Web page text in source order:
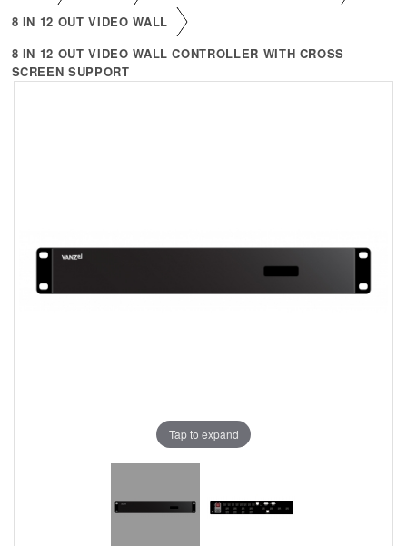
KVM
+
PDU
SUPPORT
CONTACT US
8 IN 12 OUT VIDEO WALL
8 IN 12 OUT VIDEO WALL CONTROLLER WITH CROSS
SCREEN SUPPORT
Tap to expand